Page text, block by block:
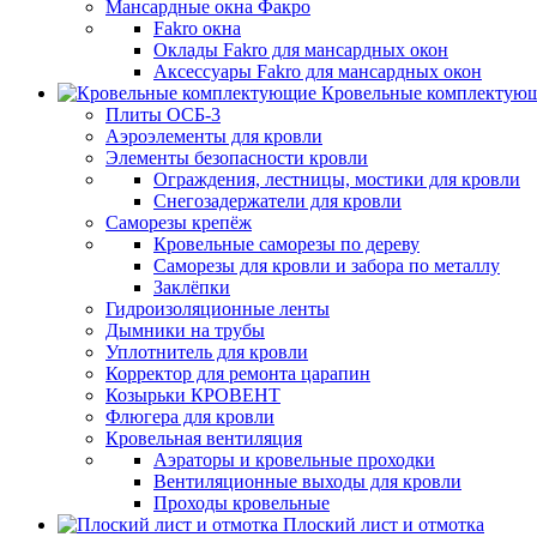
Мансардные окна Факро
Fakro окна
Оклады Fakro для мансардных окон
Аксессуары Fakro для мансардных окон
Кровельные
Плиты ОСБ-3
Аэроэлементы для кровли
Элементы безопасности кровли
Ограждения, лестницы, мостики для кровли
Снегозадержатели для кровли
Саморезы крепёж
Кровельные саморезы по дереву
Саморезы для кровли и забора по металлу
Заклёпки
Гидроизоляционные ленты
Дымники на трубы
Уплотнитель для кровли
Корректор для ремонта царапин
Козырьки КРОВЕНТ
Флюгера для кровли
Кровельная вентиляция
Аэраторы и кровельные проходки
Вентиляционные выходы для кровли
Проходы кровельные
Плоский лист и отмотка